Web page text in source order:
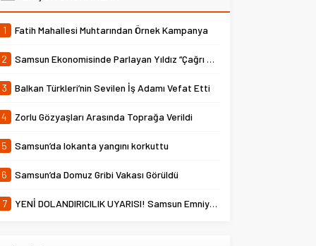
1 Fatih Mahallesi Muhtarından Örnek Kampanya
2 Samsun Ekonomisinde Parlayan Yıldız “Çağrı Temper”
3 Balkan Türkleri’nin Sevilen İş Adamı Vefat Etti
4 Zorlu Gözyaşları Arasında Toprağa Verildi
5 Samsun’da lokanta yangını korkuttu
6 Samsun’da Domuz Gribi Vakası Görüldü
7 YENİ DOLANDIRICILIK UYARISI! Samsun Emniyet Müdürlüğü Uyardı